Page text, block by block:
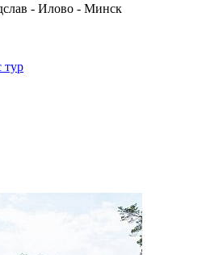
- Илово - Минск
тур